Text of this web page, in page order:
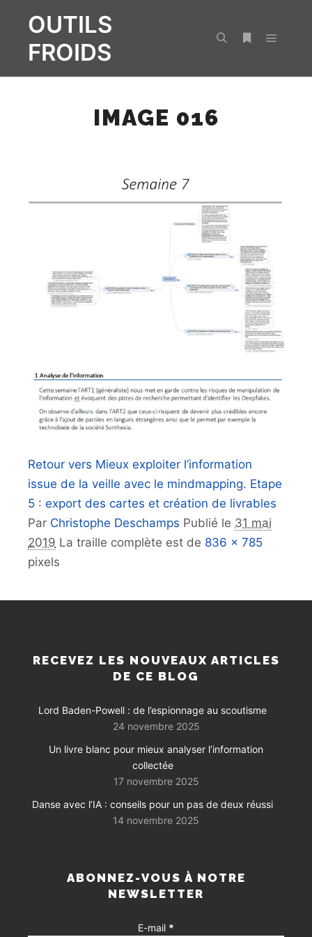
OUTILS
FROIDS
IMAGE 016
Retour vers Mieux exploiter l’information
issue de la veille avec le mindmapping. Etape
5 : export des cartes et création de livrables
Par Christophe Deschamps Publié le 31 mai
2019 La traille complète est de 836 × 785
pixels
RECEVEZ LES NOUVEAUX ARTICLES
DE CE BLOG
Lord Baden-Powell : de l’espionnage au scoutisme
24 novembre 2025
Un livre blanc pour mieux analyser l’information
collectée
17 novembre 2025
Danse avec l’IA : conseils pour un pas de deux réussi
14 novembre 2025
ABONNEZ-VOUS À NOTRE
NEWSLETTER
E-mail *